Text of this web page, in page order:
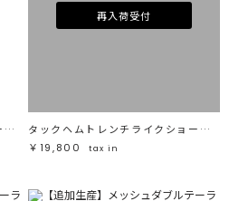
タックヘムトレンチライクショートブルゾン
再入荷受付
タックヘムトレンチライクショートブルゾン
￥19,800
tax in